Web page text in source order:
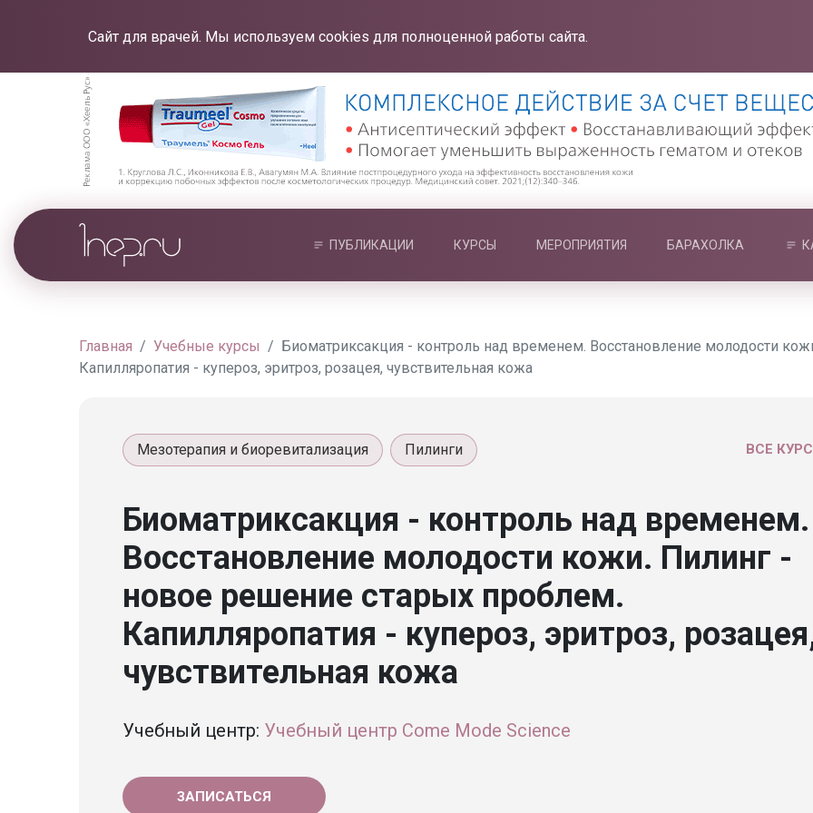
Сайт для врачей. Мы используем cookies для полноценной работы сайта.
ПУБЛИКАЦИИ КУРСЫ МЕРОПРИЯТИЯ БАРАХОЛКА
Главная Учебные курсы
Биоматриксакция - контроль над временем. Восстановление молодости
Капилляропатия - купероз, эритроз, розацея, чувствительная кожа
ВСЕ
Мезотерапия и биоревитализация Пилинги
Биоматриксакция - контроль над временем.
Восстановление молодости кожи. Пилинг -
новое решение старых проблем.
Капилляропатия - купероз, эритроз,
чувствительная кожа
Учебный центр: Учебный центр Come Mode Science
ЗАПИСАТЬСЯ